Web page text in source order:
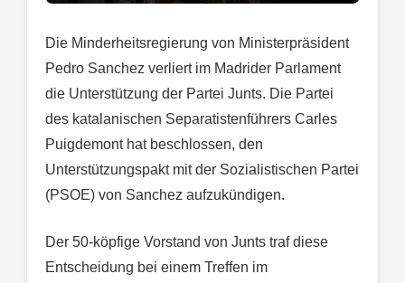
Die Minderheitsregierung von Ministerpräsident
Pedro Sanchez verliert im Madrider Parlament
die Unterstützung der Partei Junts. Die Partei
des katalanischen Separatistenführers Carles
Puigdemont hat beschlossen, den
Unterstützungspakt mit der Sozialistischen Partei
(PSOE) von Sanchez aufzukündigen.
Der 50-köpfige Vorstand von Junts traf diese
Entscheidung bei einem Treffen im